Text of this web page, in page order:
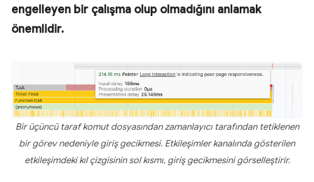
engelleyen bir çalışma olup olmadığını anlamak
önemlidir.
Bir üçüncü taraf komut dosyasından zamanlayıcı tarafından tetiklenen
bir görev nedeniyle giriş gecikmesi. Etkileşimler kanalında gösterilen
etkileşimdeki kıl çizgisinin sol kısmı, giriş gecikmesini görselleştirir.